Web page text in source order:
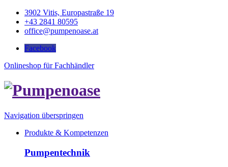
3902 Vitis, Europastraße 19
+43 2841 80595
office@pumpenoase.at
Facebook
Onlineshop für Fachhändler
Navigation überspringen
Produkte & Kompetenzen
Pumpentechnik